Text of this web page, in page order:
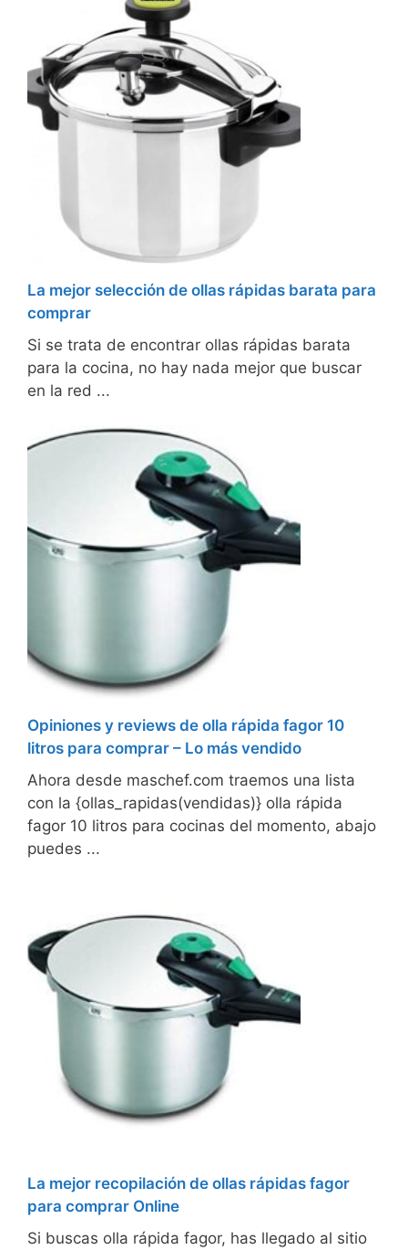
La mejor selección de ollas rápidas barata para
comprar
Si se trata de encontrar ollas rápidas barata
para la cocina, no hay nada mejor que buscar
en la red ...
Opiniones y reviews de olla rápida fagor 10
litros para comprar – Lo más vendido
Ahora desde maschef.com traemos una lista
con la {ollas_rapidas(vendidas)} olla rápida
fagor 10 litros para cocinas del momento, abajo
puedes ...
La mejor recopilación de ollas rápidas fagor
para comprar Online
Si buscas olla rápida fagor, has llegado al sitio